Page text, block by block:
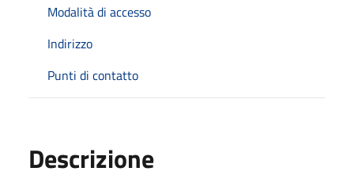
Modalità di accesso
Indirizzo
Punti di contatto
Descrizione